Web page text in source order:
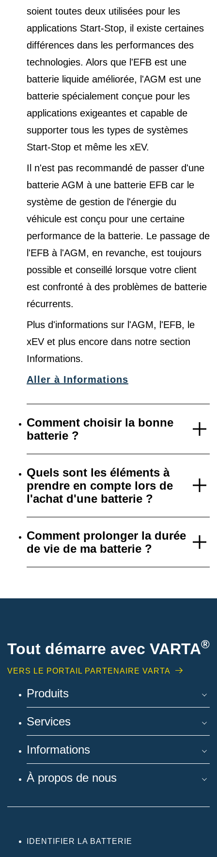
soient toutes deux utilisées pour les
applications Start-Stop, il existe certaines
différences dans les performances des
technologies. Alors que l'EFB est une
batterie liquide améliorée, l'AGM est une
batterie spécialement conçue pour les
applications exigeantes et capable de
supporter tous les types de systèmes
Start-Stop et même les xEV.
Il n'est pas recommandé de passer d'une
batterie AGM à une batterie EFB car le
système de gestion de l'énergie du
véhicule est conçu pour une certaine
performance de la batterie. Le passage de
l'EFB à l'AGM, en revanche, est toujours
possible et conseillé lorsque votre client
est confronté à des problèmes de batterie
récurrents.
Plus d'informations sur l'AGM, l'EFB, le
xEV et plus encore dans notre section
Informations.
Aller à Informations
Comment choisir la bonne
batterie ?
Quels sont les éléments à
prendre en compte lors de
l'achat d'une batterie ?
Comment prolonger la durée
de vie de ma batterie ?
Tout démarre avec VARTA®
VERS LE PORTAIL PARTENAIRE VARTA
Produits
Services
Informations
À propos de nous
IDENTIFIER LA BATTERIE